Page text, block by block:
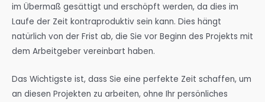
im Übermaß gesättigt und erschöpft werden, da dies im
Laufe der Zeit kontraproduktiv sein kann. Dies hängt
natürlich von der Frist ab, die Sie vor Beginn des Projekts mit
dem Arbeitgeber vereinbart haben.
Das Wichtigste ist, dass Sie eine perfekte Zeit schaffen, um
an diesen Projekten zu arbeiten, ohne Ihr persönliches